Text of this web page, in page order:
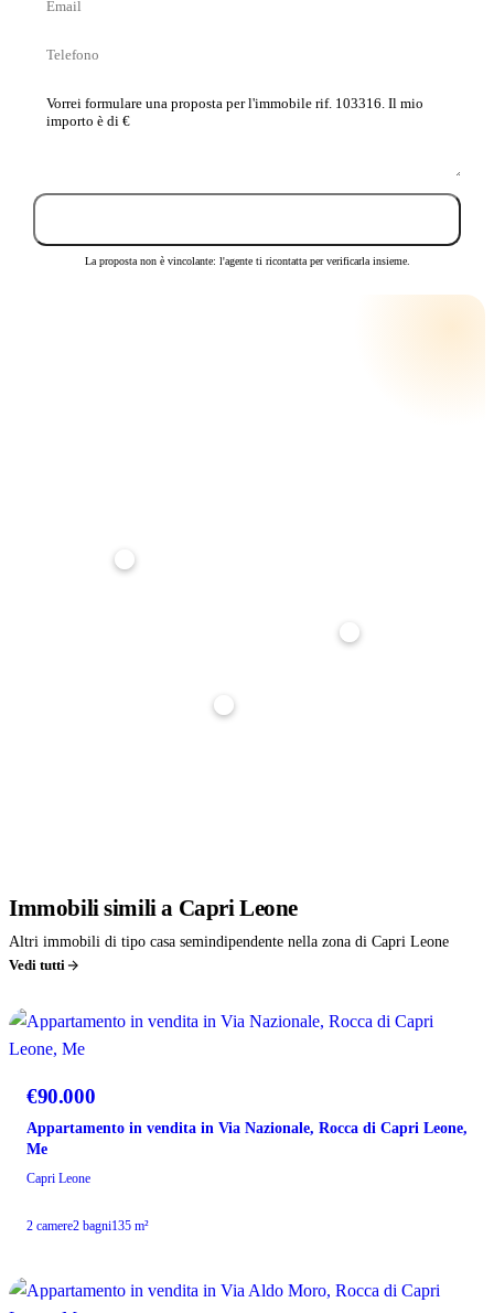
cognome
Telefono
La
tua
La proposta non è vincolante: l'agente ti ricontatta per verificarla insieme.
Immobilisimili a Capri Leone
Altri immobili di tipo casa semindipendente nella zona di Capri Leone
Vedi tutti
VENDITA
€90.000
Appartamento in vendita in Via Nazionale, Rocca di Capri Leone,
Me
Capri Leone
2 camere2 bagni135 m²
VENDITA